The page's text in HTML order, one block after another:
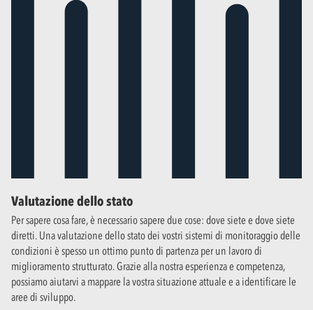
Valutazione dello stato
Per sapere cosa fare, è necessario sapere due cose: dove siete e dove siete
diretti. Una valutazione dello stato dei vostri sistemi di monitoraggio delle
condizioni è spesso un ottimo punto di partenza per un lavoro di
miglioramento strutturato. Grazie alla nostra esperienza e competenza,
possiamo aiutarvi a mappare la vostra situazione attuale e a identificare le
aree di sviluppo.